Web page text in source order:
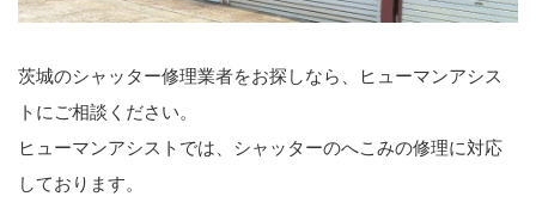
茨城のシャッター修理業者をお探しなら、ヒューマンアシス
トにご相談ください。
ヒューマンアシストでは、シャッターのへこみの修理に対応
しております。